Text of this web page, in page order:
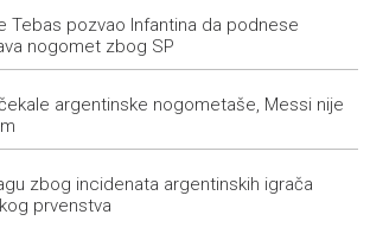
za 6. 8. 2026. godine (četvrtak)
Nema opasnosti od nestašica struje i
ugrožen
'Slobode' ulaze u novu sezonu s ciljem
Tebas pozvao Infantina da podnese
nogomet zbog SP
argentinske nogometaše, Messi nije
zbog incidenata argentinskih igrača
prvenstva